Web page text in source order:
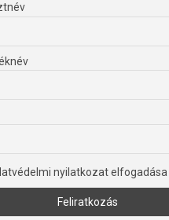
nyilatkozat elfogadása